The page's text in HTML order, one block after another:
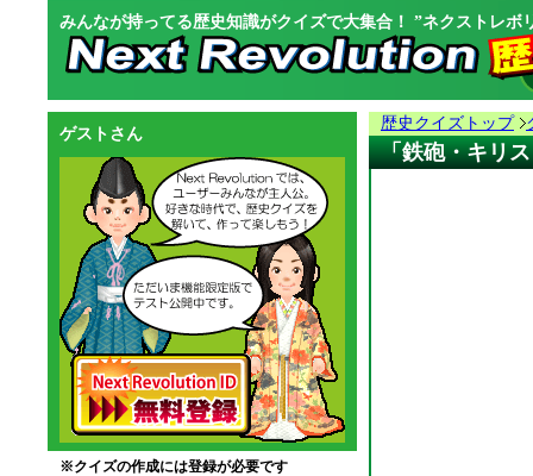
みんなが持ってる歴史知識がクイズで大集合！ ”ネクストレボ
ゲストさん
※クイズの作成には登録が必要です
歴史クイズトップ
「鉄砲・キリ